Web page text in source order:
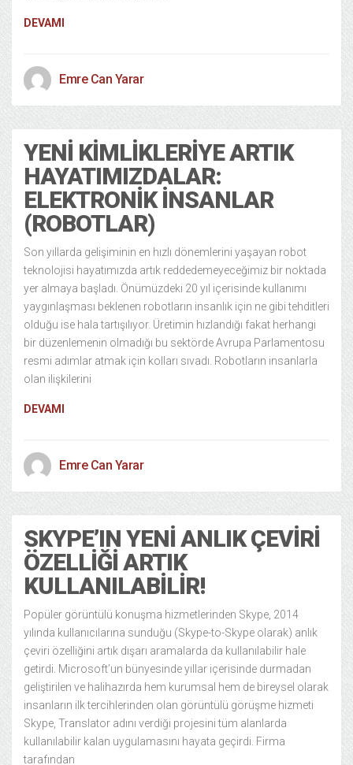
DEVAMI
Emre Can Yarar
YENI KIMLIKLERIYE ARTIK
HAYATIMIZDALAR:
ELEKTRONIK İNSANLAR
(ROBOTLAR)
Son yıllarda gelişiminin en hızlı dönemlerini yaşayan robot
teknolojisi hayatımızda artık reddedemeyeceğimiz bir noktada
yer almaya başladı. Önümüzdeki 20 yıl içerisinde kullanımı
yaygınlaşması beklenen robotların insanlık için ne gibi tehditleri
olduğu ise hala tartışılıyor. Üretimin hızlandığı fakat herhangi
bir düzenlemenin olmadığı bu sektörde Avrupa Parlamentosu
resmi adımlar atmak için kolları sıvadı. Robotların insanlarla
olan ilişkilerini
DEVAMI
Emre Can Yarar
SKYPE’IN YENI ANLIK ÇEVIRI
ÖZELLIĞI ARTIK
KULLANILABILIR!
Popüler görüntülü konuşma hizmetlerinden Skype, 2014
yılında kullanıcılarına sunduğu (Skype-to-Skype olarak) anlık
çeviri özelliğini artık dışarı aramalarda da kullanılabilir hale
getirdi. Microsoft’un bünyesinde yıllar içerisinde durmadan
geliştirilen ve halihazırda hem kurumsal hem de bireysel olarak
insanların ilk tercihlerinden olan görüntülü görüşme hizmeti
Skype, Translator adını verdiği projesini tüm alanlarda
kullanılabilir kalan uygulamasını hayata geçirdi. Firma
tarafından